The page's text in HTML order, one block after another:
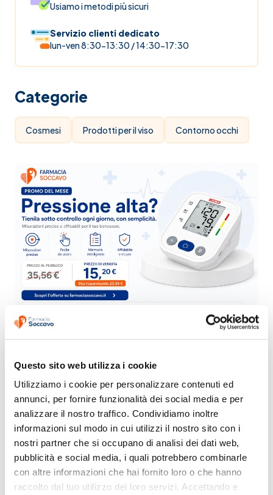
Questo sito web utilizza i cookie
Utilizziamo i cookie per personalizzare contenuti ed
annunci, per fornire funzionalità dei social media e per
analizzare il nostro traffico. Condividiamo inoltre
informazioni sul modo in cui utilizzi il nostro sito con i
nostri partner che si occupano di analisi dei dati web,
pubblicità e social media, i quali potrebbero combinarle
con altre informazioni che hai fornito loro o che hanno
raccolto dal tuo utilizzo dei loro servizi. Accettando e
Usiamo i metodi più sicuri
Servizio clienti dedicato
lun-ven 8:30-13:30 / 14:30-17:30
Categorie
Cosmesi Prodotti per il viso Contorno occhi